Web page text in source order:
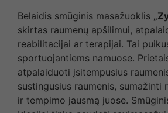
Belaidis smūginis masažuoklis
skirtas raumenų apšilimui,
reabilitacijai ar terapijai. Tai
sportuojantiems namuose.
atpalaiduoti įsitempusius
sustingusius raumenis, sumažinti
ir tempimo jausmą juose.